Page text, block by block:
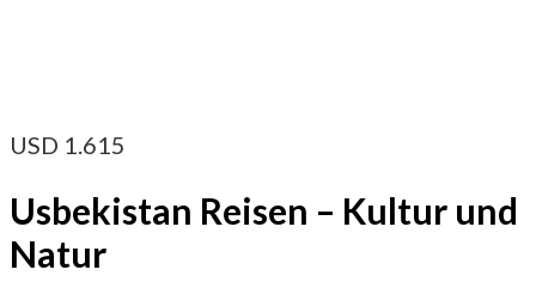
USD 1.615
Usbekistan Reisen – Kultur und
Natur